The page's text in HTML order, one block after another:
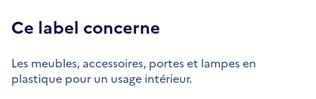
Ce label concerne
Les meubles, accessoires, portes et lampes en
plastique pour un usage intérieur.